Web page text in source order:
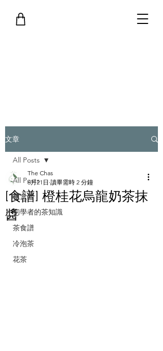
文章
All Posts
禮盒🎁
初學者的茶知識
茶食譜
冷泡茶
花茶
All Posts
[食譜] 橙桂花烏龍奶茶抹
醬
The Chas
6月21日 讀畢需時 2 分鐘